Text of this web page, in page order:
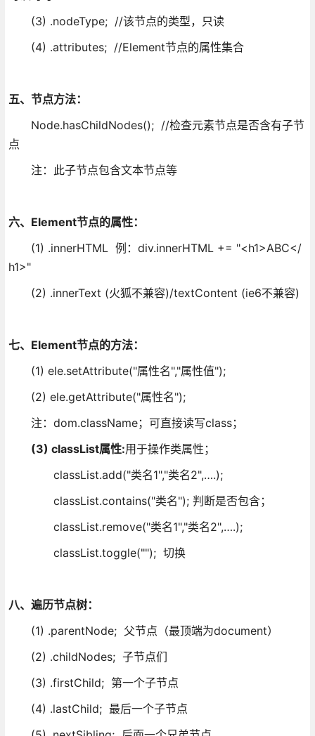
(3) .nodeType; //该节点的类型，只读
(4) .attributes; //Element节点的属性集合
五、节点方法：
Node.hasChildNodes(); //检查元素节点是否含有子节
点
注：此子节点包含文本节点等
六、Element节点的属性：
(1) .innerHTML 例：div.innerHTML += "<h1>ABC</
h1>"
(2) .innerText (火狐不兼容)/textContent (ie6不兼容)
七、Element节点的方法：
(1) ele.setAttribute("属性名","属性值");
(2) ele.getAttribute("属性名");
注：dom.className；可直接读写class；
(3) classList属性:用于操作类属性；
classList.add("类名1","类名2",….);
classList.contains("类名"); 判断是否包含；
classList.remove("类名1","类名2",….);
classList.toggle(""); 切换
八、遍历节点树：
(1) .parentNode; 父节点（最顶端为document）
(2) .childNodes; 子节点们
(3) .firstChild; 第一个子节点
(4) .lastChild; 最后一个子节点